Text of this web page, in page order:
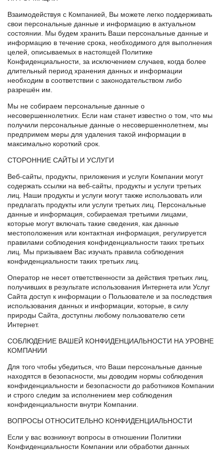
Взаимодействуя с Компанией, Вы можете легко поддерживать
свои персональные данные и информацию в актуальном
состоянии. Мы будем хранить Ваши персональные данные и
информацию в течение срока, необходимого для выполнения
целей, описываемых в настоящей Политике
Конфиденциальности, за исключением случаев, когда более
длительный период хранения данных и информации
необходим в соответствии с законодательством либо
разрешён им.
Мы не собираем персональные данные о
несовершеннолетних. Если нам станет известно о том, что мы
получили персональные данные о несовершеннолетнем, мы
предпримем меры для удаления такой информации в
максимально короткий срок.
СТОРОННИЕ САЙТЫ И УСЛУГИ
Веб-сайты, продукты, приложения и услуги Компании могут
содержать ссылки на веб-сайты, продукты и услуги третьих
лиц. Наши продукты и услуги могут также использовать или
предлагать продукты или услуги третьих лиц. Персональные
данные и информация, собираемая третьими лицами,
которые могут включать такие сведения, как данные
местоположения или контактная информация, регулируется
правилами соблюдения конфиденциальности таких третьих
лиц. Мы призываем Вас изучать правила соблюдения
конфиденциальности таких третьих лиц.
Оператор не несет ответственности за действия третьих лиц,
получивших в результате использования Интернета или Услуг
Сайта доступ к информации о Пользователе и за последствия
использования данных и информации, которые, в силу
природы Сайта, доступны любому пользователю сети
Интернет.
СОБЛЮДЕНИЕ ВАШЕЙ КОНФИДЕНЦИАЛЬНОСТИ НА УРОВНЕ
КОМПАНИИ
Для того чтобы убедиться, что Ваши персональные данные
находятся в безопасности, мы доводим нормы соблюдения
конфиденциальности и безопасности до работников Компании
и строго следим за исполнением мер соблюдения
конфиденциальности внутри Компании.
ВОПРОСЫ ОТНОСИТЕЛЬНО КОНФИДЕНЦИАЛЬНОСТИ
Если у вас возникнут вопросы в отношении Политики
Конфиденциальности Компании или обработки данных